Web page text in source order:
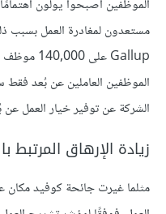
الموظفين أصبحوا يولون
مستعدون لمغادرة العمل
الموظفين العاملين عن بُعد
الشركة عن توفير خيار العمل عن
زيادة الإرهاق المرتبط
مثلما غيرت جائحة كوفيد مكان